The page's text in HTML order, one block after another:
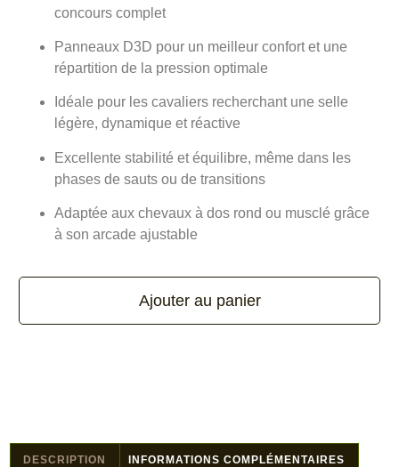
concours complet
Panneaux D3D pour un meilleur confort et une
répartition de la pression optimale
Idéale pour les cavaliers recherchant une selle
légère, dynamique et réactive
Excellente stabilité et équilibre, même dans les
phases de sauts ou de transitions
Adaptée aux chevaux à dos rond ou musclé grâce
à son arcade ajustable
Ajouter au panier
DESCRIPTION INFORMATIONS COMPLÉMENTAIRES